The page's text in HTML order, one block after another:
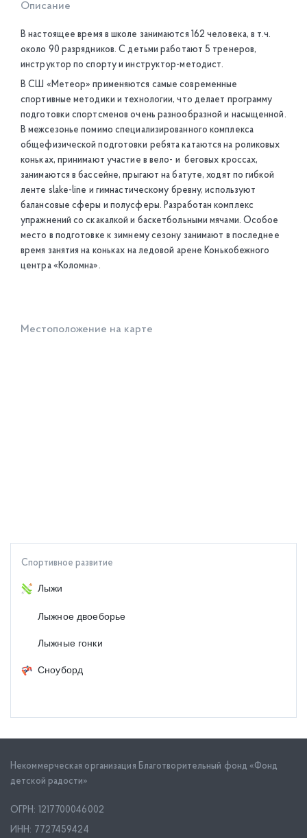
Описание
В настоящее время в школе занимаются 162 человека, в т.ч.
около 90 разрядников. С детьми работают 5 тренеров,
инструктор по спорту и инструктор-методист.
В СШ «Метеор» применяются самые современные
спортивные методики и технологии, что делает программу
подготовки спортсменов очень разнообразной и насыщенной.
В межсезонье помимо специализированного комплекса
общефизической подготовки ребята катаются на роликовых
коньках, принимают участие в вело- и беговых кроссах,
занимаются в бассейне, прыгают на батуте, ходят по гибкой
ленте slake-line и гимнастическому бревну, используют
балансовые сферы и полусферы. Разработан комплекс
упражнений со скакалкой и баскетбольными мячами. Особое
место в подготовке к зимнему сезону занимают в последнее
время занятия на коньках на ледовой арене Конькобежного
центра «Коломна».
Местоположение на карте
Спортивное развитие
Лыжи
Лыжное двоеборье
Лыжные гонки
Сноуборд
Некоммерческая организация Благотворительный фонд «Фонд
детской радости»
ОГРН: 1217700046002
ИНН: 7727459424